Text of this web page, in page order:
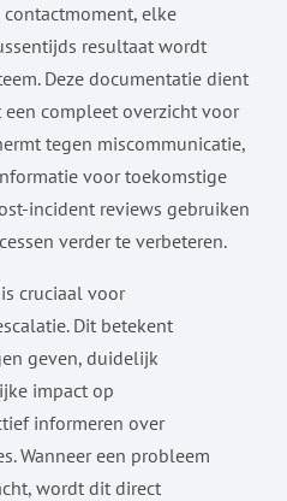
elke
resultaat wordt
Deze documentatie dient
compleet overzicht voor
tegen miscommunicatie,
voor toekomstige
incident reviews gebruiken
verder te verbeteren.
cruciaal voor
Dit betekent
geven, duidelijk
impact op
informeren over
Wanneer een probleem
wordt dit direct